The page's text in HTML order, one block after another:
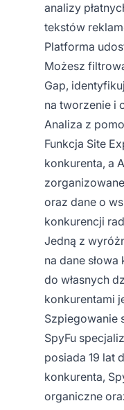
analizy
tekstów
Platforma
Możesz
Gap,
na tworzenie i
Analiza z
Funkcja Site
konkurenta, a
oraz dane o
konkurencji
Jedną z
na dane
do własnych
konkurentami
Szpiegowanie
SpyFu
posiada 19 lat
konkurenta,
organiczne